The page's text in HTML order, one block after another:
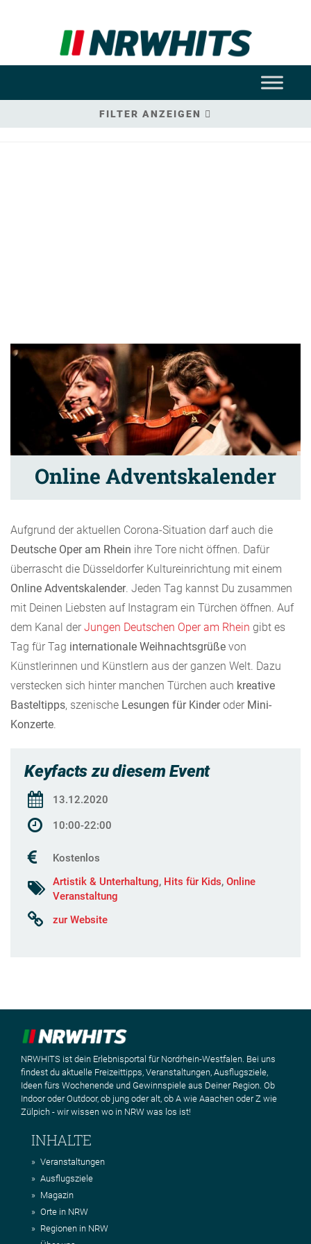
FILTER ANZEIGEN
Online Adventskalender
Aufgrund der aktuellen Corona-Situation darf auch die
Deutsche Oper am Rhein ihre Tore nicht öffnen. Dafür
überrascht die Düsseldorfer Kultureinrichtung mit einem
Online Adventskalender. Jeden Tag kannst Du zusammen
mit Deinen Liebsten auf Instagram ein Türchen öffnen. Auf
dem Kanal der Jungen Deutschen Oper am Rhein gibt es
Tag für Tag internationale Weihnachtsgrüße von
Künstlerinnen und Künstlern aus der ganzen Welt. Dazu
verstecken sich hinter manchen Türchen auch kreative
Basteltipps, szenische Lesungen für Kinderoder Mini-
Konzerte
Keyfacts zu diesem Event
13.12.2020
10:00-22:00
Kostenlos
Artistik & Unterhaltung, Hits für Kids, Online
Veranstaltung
zur Website
NRWHITS ist dein Erlebnisportal für Nordrhein-Westfalen. Bei uns
findest du aktuelle Freizeittipps, Veranstaltungen, Ausflugsziele,
Ideen fürs Wochenende und Gewinnspiele aus Deiner Region. Ob
Indoor oder Outdoor, ob jung oder alt, ob A wie Aaachen oder Z wie
Zülpich - wir wissen wo in NRW was los ist!
INHALTE
Veranstaltungen
Ausflugsziele
Magazin
Orte in NRW
Regionen in NRW